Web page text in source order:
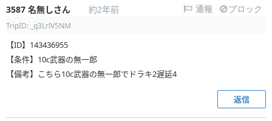
3587 名無しさん 約2年前 通報 ブロック
TripID: _q3LrlV5NM
【ID】143436955
【条件】10c武器の無一郎
【備考】こちら10c武器の無一郎でドラキ2遅延4
返信